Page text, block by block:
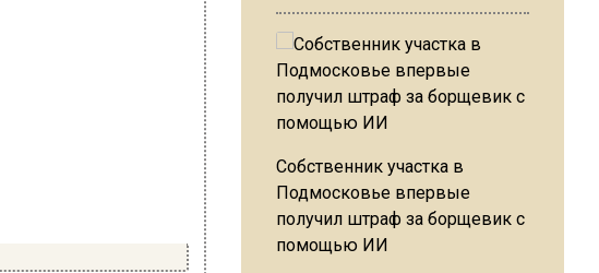
Собственник участка в
Подмосковье впервые
получил штраф за борщевик с
помощью ИИ